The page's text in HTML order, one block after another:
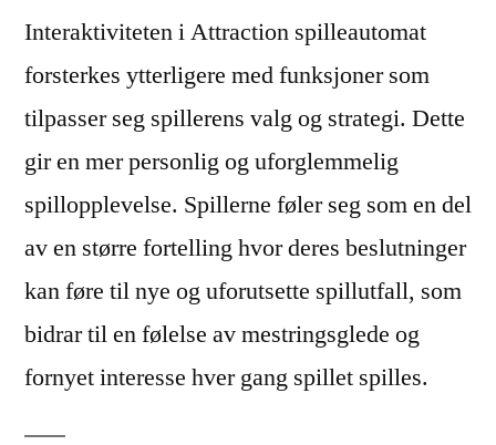
Interaktiviteten i Attraction spilleautomat
forsterkes ytterligere med funksjoner som
tilpasser seg spillerens valg og strategi. Dette
gir en mer personlig og uforglemmelig
spillopplevelse. Spillerne føler seg som en del
av en større fortelling hvor deres beslutninger
kan føre til nye og uforutsette spillutfall, som
bidrar til en følelse av mestringsglede og
fornyet interesse hver gang spillet spilles.